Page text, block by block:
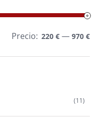
Precio: 220 € — 970 €
(11)